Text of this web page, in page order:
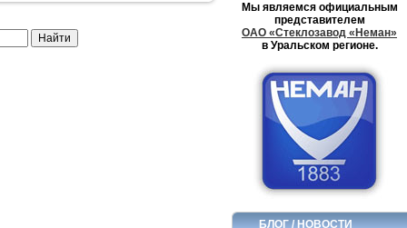
Мы являемся официальным
представителем
ОАО «Стеклозавод «Неман»
в Уральском регионе.
БЛОГ / НОВОСТИ